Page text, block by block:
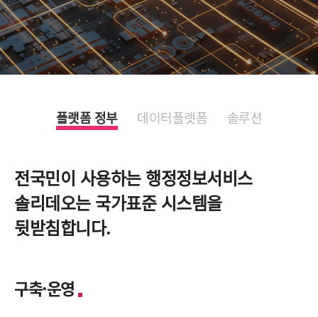
플랫폼 정부 데이터플랫폼 솔루션
전국민이 사용하는 행정정보서비스
솔리데오는 국가표준 시스템을
뒷받침합니다.
구축·운영